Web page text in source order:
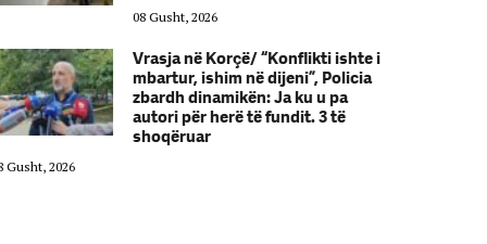
08 Gusht, 2026
Vrasja në Korçë/ “Konflikti ishte i
mbartur, ishim në dijeni”, Policia
zbardh dinamikën: Ja ku u pa
autori për herë të fundit. 3 të
shoqëruar
Gusht, 2026